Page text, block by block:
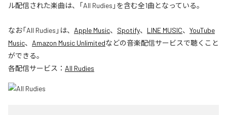
ル配信された楽曲は、「All Rudies」を含む全1曲となっている。
なお「All Rudies 」は、 Apple Music、 Spotify、 LINE MUSIC、 YouTube
Music、 Amazon Music Unlimitedなどの音楽配信サービスで聴くこと
ができる。
各配信サービス： All Rudies